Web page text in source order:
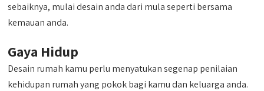
sebaiknya, mulai desain anda dari mula seperti bersama
kemauan anda.
Gaya Hidup
Desain rumah kamu perlu menyatukan segenap penilaian
kehidupan rumah yang pokok bagi kamu dan keluarga anda.